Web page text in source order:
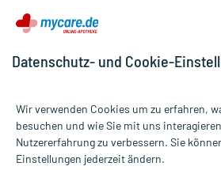
Alle Preise gelten inkl. MwSt., ggf. zzgl.
Informationen auf dieser Website werden
Datenschutz- und Cookie-
Wir verwenden Cookies um zu erfahren,
besuchen und wie Sie mit uns
Nutzererfahrung zu verbessern. Sie
Einstellungen jederzeit ändern.